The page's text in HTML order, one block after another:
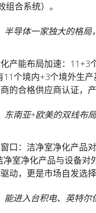
合系统）。
半导体一家独大的格局
产能布局加速：11+3
11个境内+3个境外生
的合格供应商认证，
东南亚+欧美的双线布
口：洁净室净化产品
室净化产品与设备
动，更是市场自发选择
能进入台积电、英特尔